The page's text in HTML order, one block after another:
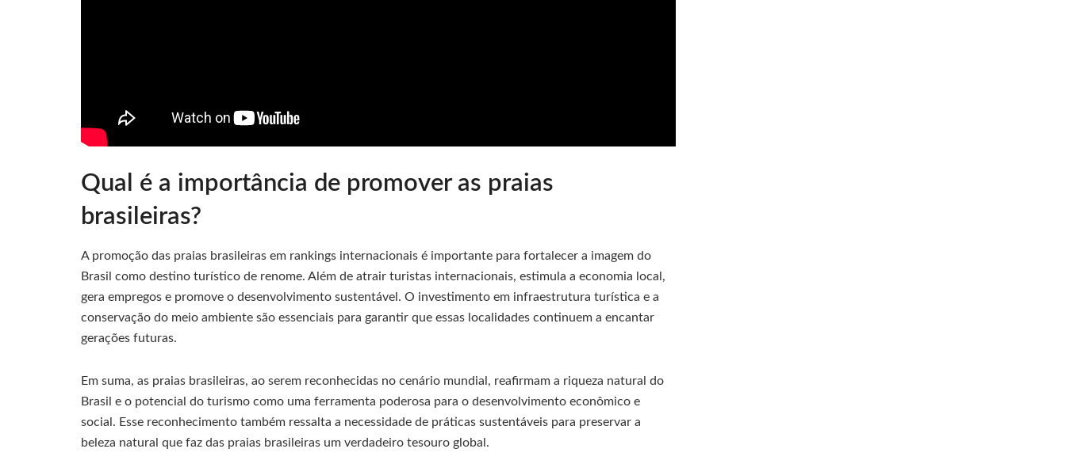
Qual é a importância de promover as praias
brasileiras?
A promoção das praias brasileiras em rankings internacionais é importante para fortalecer a imagem do
Brasil como destino turístico de renome. Além de atrair turistas internacionais, estimula a economia local,
gera empregos e promove o desenvolvimento sustentável. O investimento em infraestrutura turística e a
conservação do meio ambiente são essenciais para garantir que essas localidades continuem a encantar
gerações futuras.
Em suma, as praias brasileiras, ao serem reconhecidas no cenário mundial, reafirmam a riqueza natural do
Brasil e o potencial do turismo como uma ferramenta poderosa para o desenvolvimento econômico e
social. Esse reconhecimento também ressalta a necessidade de práticas sustentáveis para preservar a
beleza natural que faz das praias brasileiras um verdadeiro tesouro global.